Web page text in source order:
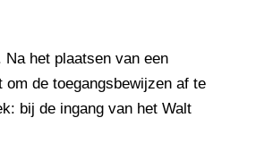
het plaatsen van een
de toegangsbewijzen af te
bij de ingang van het Walt